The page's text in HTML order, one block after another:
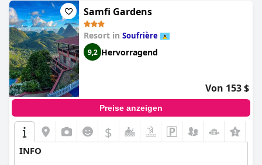
Samfi Gardens
Resort in Soufrière
9,2 Hervorragend
Von 153 $
Preise anzeigen
$
INFO